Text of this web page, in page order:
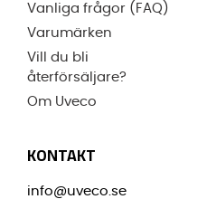
Vanliga frågor (FAQ)
Varumärken
Vill du bli
återförsäljare?
Om Uveco
KONTAKT
info@uveco.se